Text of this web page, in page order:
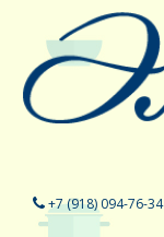
+7 (918) 094-76-34